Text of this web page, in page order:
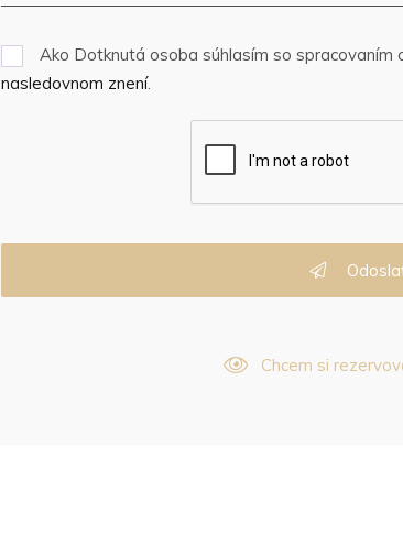
Ako Dotknutá osoba súhlasím so spracovaním
nasledovnom znení.
Chcem si